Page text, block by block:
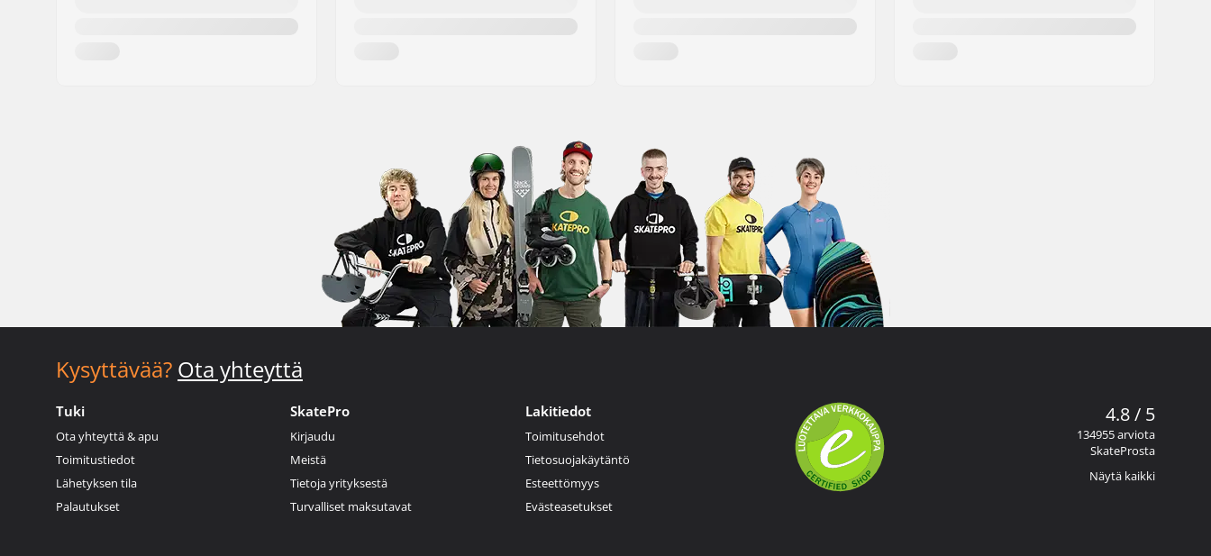
Kysyttävää? Ota yhteyttä
Tuki
Ota yhteyttä & apu
Toimitustiedot
Lähetyksen tila
Palautukset
SkatePro
Kirjaudu
Meistä
Tietoja yrityksestä
Turvalliset maksutavat
Lakitiedot
Toimitusehdot
Tietosuojakäytäntö
Esteettömyys
Evästeasetukset
4.8 / 5
134955 arviota
SkateProsta
Näytä kaikki